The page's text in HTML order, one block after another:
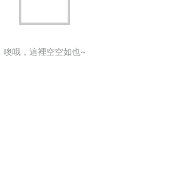
噢哦，這裡空空如也~